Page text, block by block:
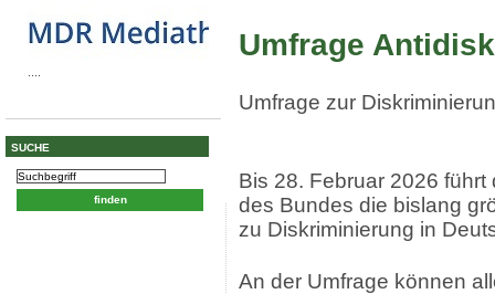
SUCHE
Umfrage
Umfrage zur
Bis 28. Februar 2026
des Bundes die bislang
zu Diskriminierung in
An der Umfrage können